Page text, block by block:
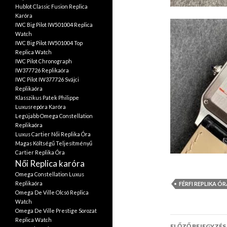
FÉRFI REPLIKA
Hublot Classic Fusion Replica
Karóra
IWC Big Pilot IW501004 Replica
Watch
IWC Big Pilot IW501004 Top
Replica Watch
IWC Pilot Chronograph
IW377726 Replikaóra
IWC Pilot IW377726 Svájci
Replikaóra
Klasszikus Patek Philippe
Luxusrepóra Karóra
Legújabb Omega Constellation
Replikaóra
Luxus Cartier Női Replika Óra
Magas Költségű Teljesítményű
Cartier Replika Óra
Női Replica karóra
Omega Constellation Luxus
Replikaóra
Omega De Ville Olcsó Replica
Watch
Omega De Ville Prestige Sorozat
Replica Watch